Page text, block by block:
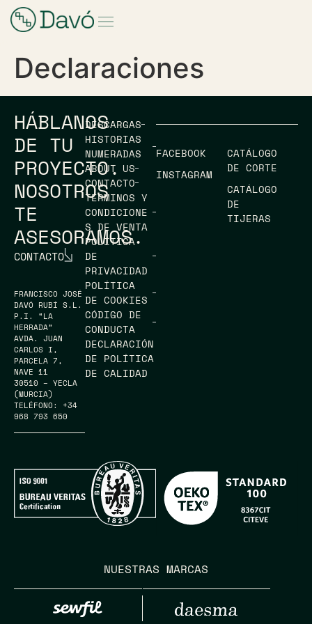
Declaraciones
HÁBLANOS
DE TU
PROYECTO.
NOSOTROS
TE
ASESORAMOS.
CONTACTO
FRANCISCO JOSÉ
DAVÓ RUBÍ S.L.
P.I. “LA
HERRADA”
AVDA. JUAN
CARLOS I,
PARCELA 7,
NAVE 11
30510 – YECLA
(MURCIA)
TELÉFONO: +34
968 793 650
DESCARGAS
HISTORIAS
NUMERADAS
ABOUT US
CONTACTO
TÉRMINOS Y
CONDICIONE
S DE VENTA
POLÍTICA
DE
PRIVACIDAD
POLÍTICA
DE COOKIES
CÓDIGO DE
CONDUCTA
DECLARACIÓN
DE POLÍTICA
DE CALIDAD
FACEBOOK
INSTAGRAM
CATÁLOGO
DE CORTE
CATÁLOGO
DE
TIJERAS
NUESTRAS MARCAS